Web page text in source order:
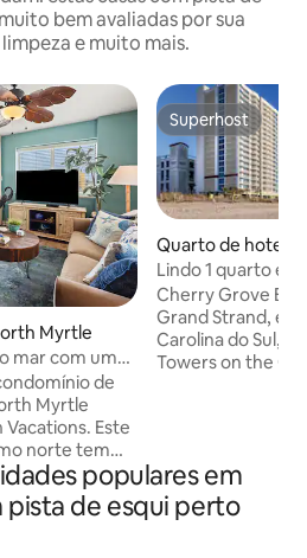
bem avaliadas por sua
e muito mais.
Myrtle
mar com uma
de
Myrtle
Vacations. Este
norte tem
e um
- uma piscina à
Superhost
Superhost
Quarto de hotel ⋅
Lindo 1 quarto
Cherry Grove
Grand Strand, é a
Carolina do Sul,
Towers on the
campos de elite
quarto de 1
com estilo art
populares em
pista de esqui perto